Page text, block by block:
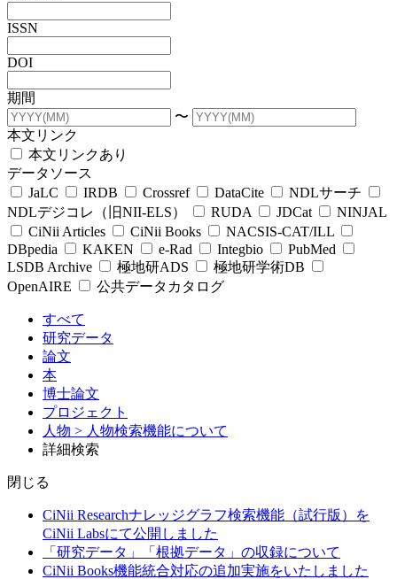
ISSN
DOI
期間
〜
本文リンク
本文リンクあり
データソース
JaLC
IRDB Crossref DataCite
NDLサーチ
NDLデジコレ（旧NII-ELS）
RUDA JDCat
NINJAL
CiNii Articles
CiNii Books
NACSIS-CAT/ILL
DBpedia
KAKEN e-Rad Integbio
PubMed
LSDB Archive
極地研ADS
極地研学術DB
OpenAIRE
公共データカタログ
すべて
研究データ
論文
本
博士論文
プロジェクト
人物 > 人物検索機能について
詳細検索
閉じる
CiNii Researchナレッジグラフ検索機能（試行版）を
CiNii Labsにて公開しました
「研究データ」「根拠データ」の収録について
CiNii Books機能統合対応の追加実施をいたしました